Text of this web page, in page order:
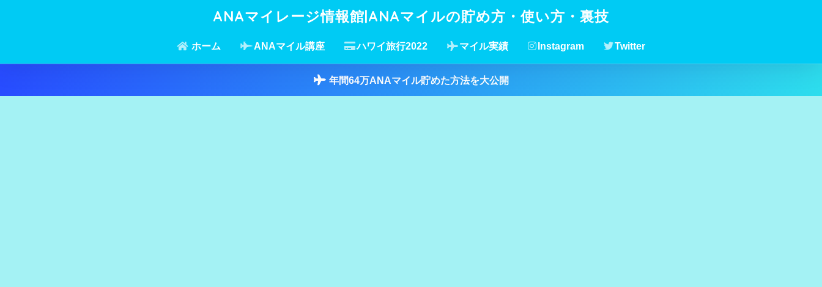
ANAマイレージ情報館|ANAマイルの貯め方・使い方・裏技
ホーム ANAマイル講座 ハワイ旅行2022 マイル実績 Instagram Twitter
年間64万ANAマイル貯めた方法を大公開